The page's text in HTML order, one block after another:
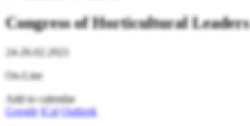
Congress of Horticultural Leaders
24-26.02.2021
On-Line
Add to calendar
Google iCal Outlook